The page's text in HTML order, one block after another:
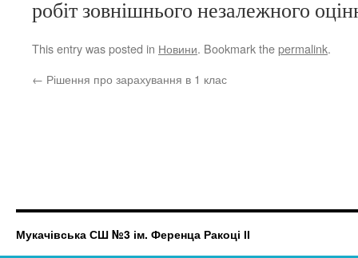
робіт зовнішнього незалежного
This entry was posted in Новини. Bookmark thepermalink.
← Рішення про зарахування в 1 клас
Мукачівська СШ №3 ім. Ференца Ракоці ІІ